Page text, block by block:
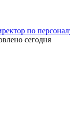
по
сегодня